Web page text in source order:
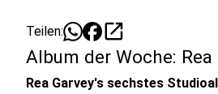
Teilen: open_in_new
Album der Woche: Rea
Rea Garvey's sechstes